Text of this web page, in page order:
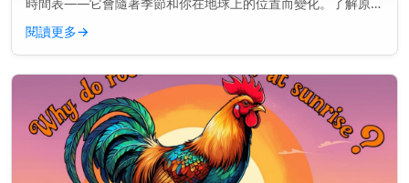
可以幫助你更好地規劃早晨的時間，無論你是想趕在天亮時跑
步，還是想準時送孩子...
閱讀更多→